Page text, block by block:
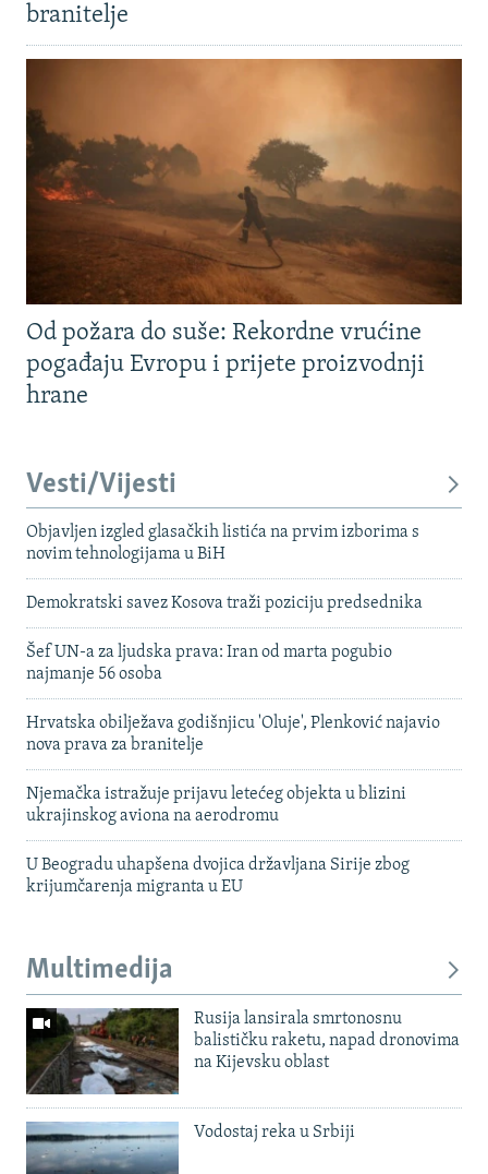
branitelje
Od požara do suše: Rekordne vrućine
pogađaju Evropu i prijete proizvodnji
hrane
Vesti/Vijesti
Objavljen izgled glasačkih listića na prvim izborima s
novim tehnologijama u BiH
Demokratski savez Kosova traži poziciju predsednika
Šef UN-a za ljudska prava: Iran od marta pogubio
najmanje 56 osoba
Hrvatska obilježava godišnjicu 'Oluje', Plenković najavio
nova prava za branitelje
Njemačka istražuje prijavu letećeg objekta u blizini
ukrajinskog aviona na aerodromu
U Beogradu uhapšena dvojica državljana Sirije zbog
krijumčarenja migranta u EU
Multimedija
Rusija lansirala smrtonosnu
balističku raketu, napad dronovima
na Kijevsku oblast
Vodostaj reka u Srbiji